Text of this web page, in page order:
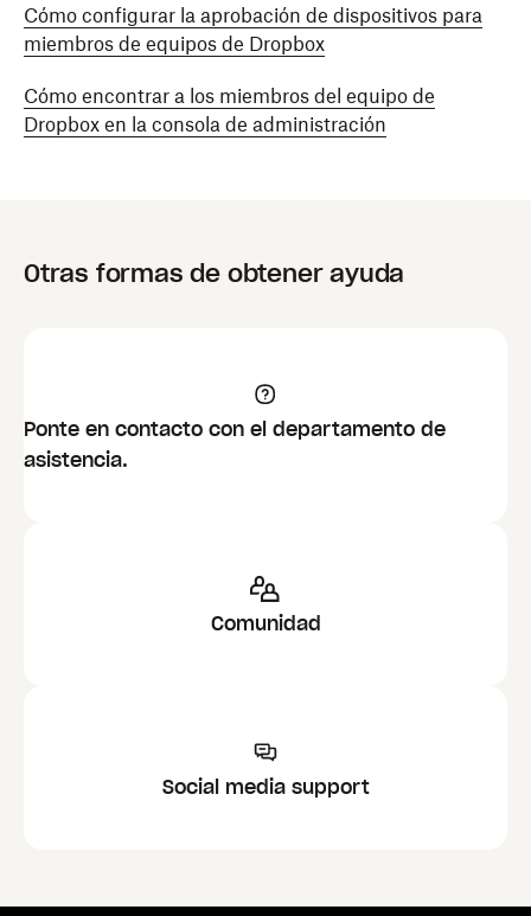
No es posible suspender o utilizar el borrado
remoto en una cuenta de un miembro
pendiente.
Cómo configurar la aprobación de dispositivos para
miembros de equipos de Dropbox
Cómo encontrar a los miembros del equipo de
Dropbox en la consola de administración
Otras formas de obtener ayuda
Ponte en contacto con el departamento de
asistencia.
Comunidad
Social media support